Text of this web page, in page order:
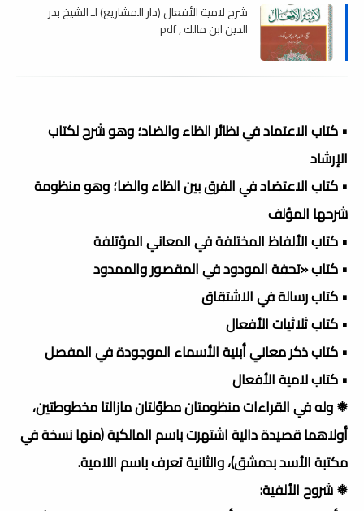
شرح لامية الأفعال (دار المشاريع) لـ الشيخ بدر
الدين ابن مالك , pdf
• كتاب الاعتماد في نظائر الظاء والضاد؛ وهو شرح لكتاب
الإرشاد
• كتاب الاعتضاد في الفرق بين الظاء والضا؛ وهو منظومة
شرحها المؤلف
• كتاب الألفاظ المختلفة في المعاني المؤتلفة
• كتاب «تحفة المودود في المقصور والممدود
• كتاب رسالة في الاشتقاق
• كتاب ثلاثيات الأفعال
• كتاب ذكر معاني أبنية الأسماء الموجودة في المفصل
• كتاب لامية الأفعال
❅ وله في القراءات منظومتان مطوّلتان مازالتا مخطوطتين،
أولاهما قصيدة دالية اشتهرت باسم المالكية (منها نسخة في
مكتبة الأسد بدمشق)، والثانية تعرف باسم اللامية.
❅ شروح الألفية: